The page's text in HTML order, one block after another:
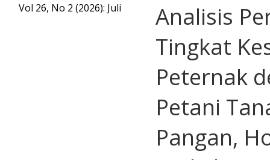
Vol 26, No 2 (2026): Juli
Analisis
Tingkat
Peternak
Petani
Pangan,